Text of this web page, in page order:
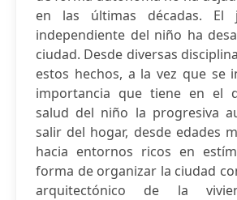
en las últimas décadas. El
independiente del niño ha
ciudad. Desde diversas
estos hechos, a la vez que se
importancia que tiene en el
salud del niño la progresiva
salir del hogar, desde edades
hacia entornos ricos en
forma de organizar la ciudad
arquitectónico de la